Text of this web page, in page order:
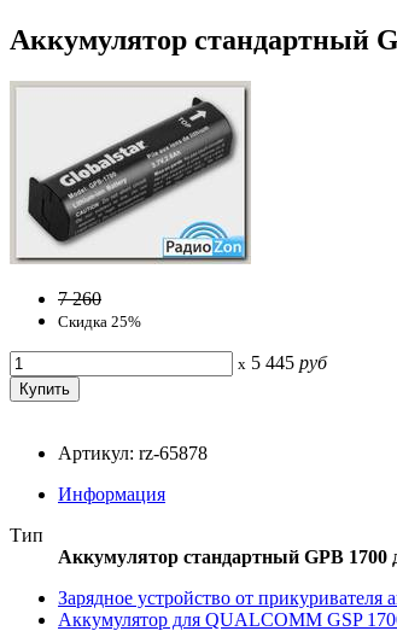
Аккумулятор стандартный
7 260
Скидка 25%
x 5 445 руб
Артикул: rz-65878
Информация
Тип
Аккумулятор стандартный GPB
Зарядное устройство от
Аккумулятор для QUALCOMM GSP